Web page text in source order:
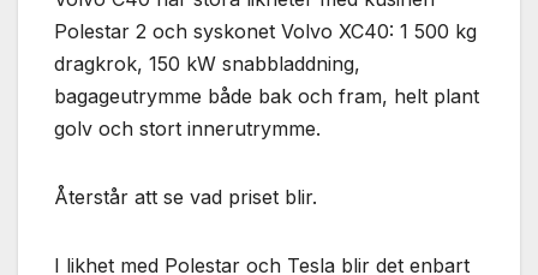
Polestar 2 och syskonet Volvo XC40: 1 500 kg
dragkrok, 150 kW snabbladdning,
bagageutrymme både bak och fram, helt plant
golv och stort innerutrymme.
Återstår att se vad priset blir.
I likhet med Polestar och Tesla blir det enbart